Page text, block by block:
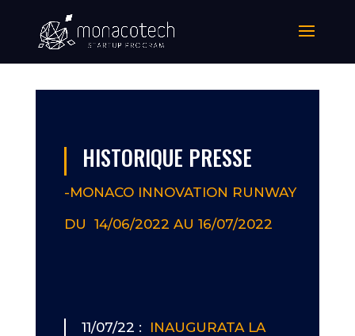
HISTORIQUE PRESSE
-MONACO INNOVATION RUNWAY
DU 14/06/2022 AU 16/07/2022
11/07/22 :
INAUGURATA LA